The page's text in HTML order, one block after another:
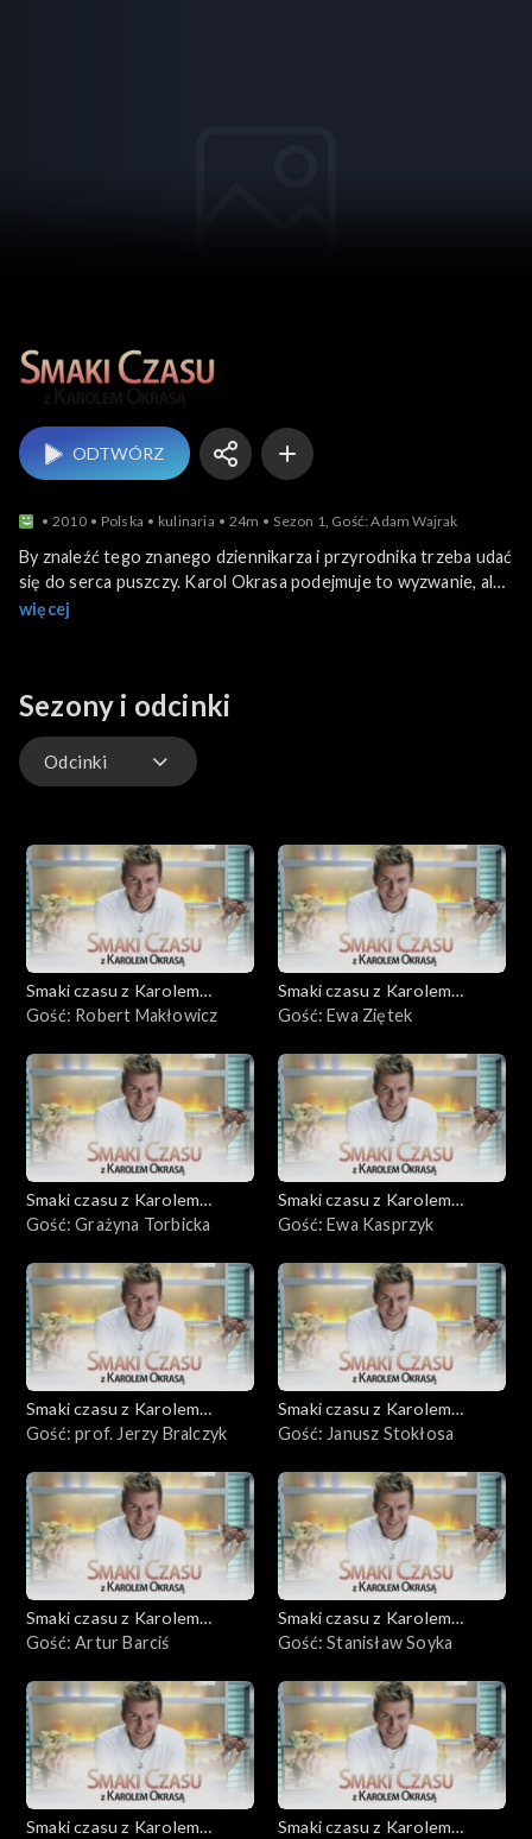
ODTWÓRZ
2010 Polska kulinaria 24m Sezon 1, Gość: Adam Wajrak
By znaleźć tego znanego dziennikarza i przyrodnika trzeba udać
się do serca puszczy. Karol Okrasa podejmuje to wyzwanie, ale
dla potrzeb programu niedostępne leśne ostępy udaje Las
więcej
Sezony i odcinki
Odcinki
Smaki czasu z Karolem
Okrasą
Gość: Robert Makłowicz
Smaki czasu z Karolem
Okrasą
Gość: Ewa Ziętek
Smaki czasu z Karolem
Okrasą
Gość: Grażyna Torbicka
Smaki czasu z Karolem
Okrasą
Gość: Ewa Kasprzyk
Smaki czasu z Karolem
Okrasą
Gość: prof. Jerzy Bralczyk
Smaki czasu z Karolem
Okrasą
Gość: Janusz Stokłosa
Smaki czasu z Karolem
Okrasą
Gość: Artur Barciś
Smaki czasu z Karolem
Okrasą
Gość: Stanisław Soyka
Smaki czasu z Karolem
Smaki czasu z Karolem